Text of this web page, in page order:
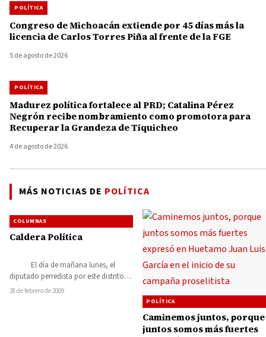
POLÍTICA
Congreso de Michoacán extiende por 45 días más la
licencia de Carlos Torres Piña al frente de la FGE
5 de agosto de 2026
POLÍTICA
Madurez política fortalece al PRD; Catalina Pérez
Negrón recibe nombramiento como promotora para
Recuperar la Grandeza de Tiquicheo
4 de agosto de 2026
MÁS NOTICIAS DE POLÍTICA
COLUMNAS
Caldera Política
El día de mañana lunes, el
diputado perredista por este distrito
de Huetamo, ANTONIO GARCIA
28 de febrero de 2009
POLÍTICA
Caminemos juntos, porque
juntos somos más fuertes